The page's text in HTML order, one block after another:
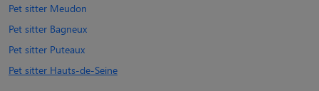
Pet sitter Meudon
Pet sitter Bagneux
Pet sitter Puteaux
Pet sitter Hauts-de-Seine